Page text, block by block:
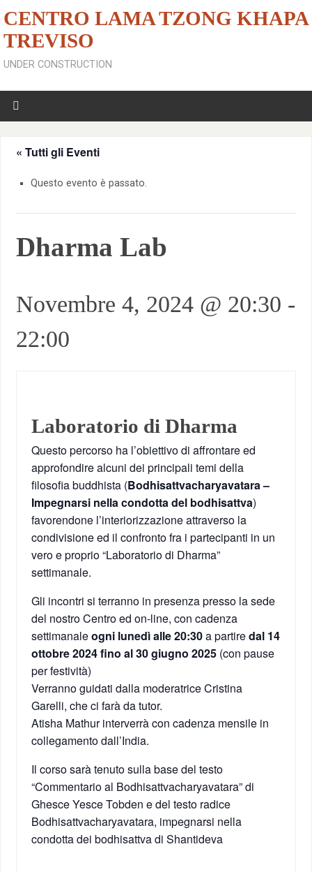
CENTRO LAMA TZONG KHAPA
TREVISO
UNDER CONSTRUCTION
« Tutti gli Eventi
Questo evento è passato.
Dharma Lab
Novembre 4, 2024 @ 20:30 -
22:00
Laboratorio di Dharma
Questo percorso ha l’obiettivo di affrontare ed
approfondire alcuni dei principali temi della
filosofia buddhista (Bodhisattvacharyavatara –
Impegnarsi nella condotta del bodhisattva)
favorendone l’interiorizzazione attraverso la
condivisione ed il confronto fra i partecipanti in un
vero e proprio “Laboratorio di Dharma”
settimanale.
Gli incontri si terranno in presenza presso la sede
del nostro Centro ed on-line, con cadenza
settimanaleogni lunedì alle 20:30a partiredal 14
ottobre 2024 fino al 30 giugno 2025 (con pause
per festività)
Verranno guidati dalla moderatrice Cristina
Garelli, che ci farà da tutor.
Atisha Mathur interverrà con cadenza mensile in
collegamento dall’India.
Il corso sarà tenuto sulla base del testo
“Commentario al Bodhisattvacharyavatara” di
Ghesce Yesce Tobden e del testo radice
Bodhisattvacharyavatara, impegnarsi nella
condotta dei bodhisattva di Shantideva